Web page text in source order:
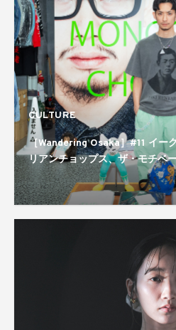
CULTURE
［Wandering Osaka］#11 イー
リアンチョップス、ザ・モチベ